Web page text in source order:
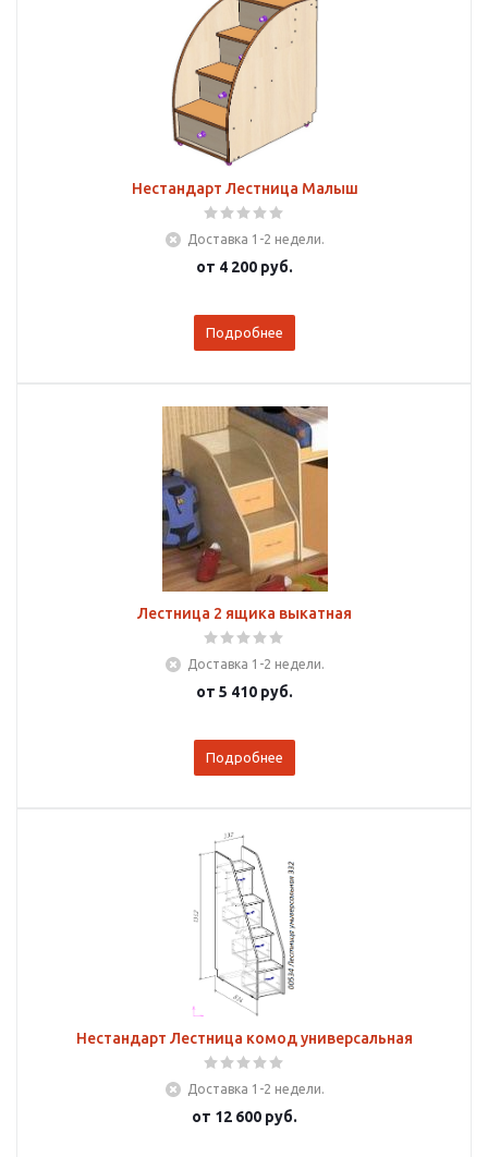
Нестандарт Лестница Малыш
Доставка 1-2 недели.
от 4 200 руб.
Подробнее
Лестница 2 ящика выкатная
Доставка 1-2 недели.
от 5 410 руб.
Подробнее
Нестандарт Лестница комод универсальная
Доставка 1-2 недели.
от 12 600 руб.